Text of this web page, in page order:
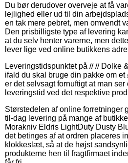
Du bør derudover overveje at få
lejlighed eller ud til din
en tak mere pebret, men omvendt
Den prisbilligste type af levering
at du selv henter varerne, men
lever lige ved online butikkens
Leveringstidspunktet på // // Dolke
ifald du skal bruge din pakke om
er det selvsagt fornuftigt at man
leveringstid ved det respektive
Størstedelen af online forretninger
til-dag levering på mange af
Morakniv Eldris LightDuty Dusty
det betinges af at ordren placeres
klokkeslæt, så at de højst
produkterne hen til fragtfirmaet